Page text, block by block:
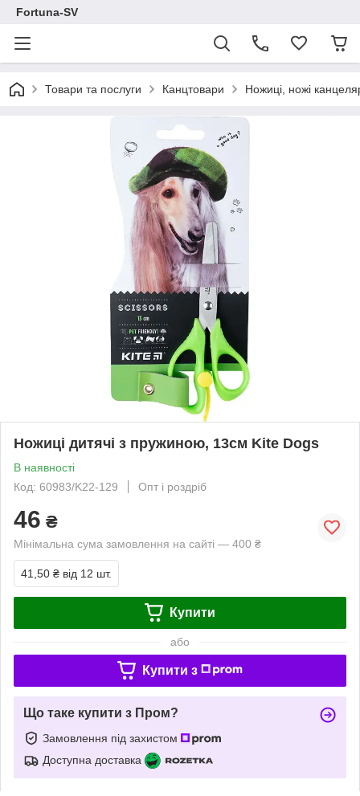
Fortuna-SV
Товари та послуги Канцтовари Ножиці, ножі
Ножиці дитячі з пружиною, 13см Kite Dogs
В наявності
Код: 60983/K22-129
Опт і роздріб
46 ₴
Мінімальна сума замовлення на сайті — 400 ₴
41,50 ₴ від 12 шт.
Купити
або
Купити з
Що таке купити з Пром?
Замовлення під захистом
Доступна доставка